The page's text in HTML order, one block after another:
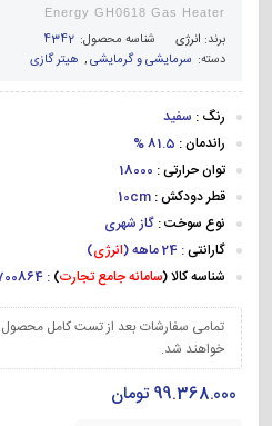
Energy GH0618 Gas Heater
برند: انرژی شناسه محصول: 4342
دسته: سرمایشی و گرمایشی, هیتر گازی
رنگ : سفید
راندمان : 81.5 %
توان حرارتی : 18000
قطر دودکش : 10cm
نوع سوخت : گاز شهری
گارانتی: 24 ماهه ( انرژی)
شناسه کالا (سامانه جامع تجارت)
: 2901137700864
تمامی سفارشات بعد از تست کامل محصول
خواهند شد.
99.368.000 تومان